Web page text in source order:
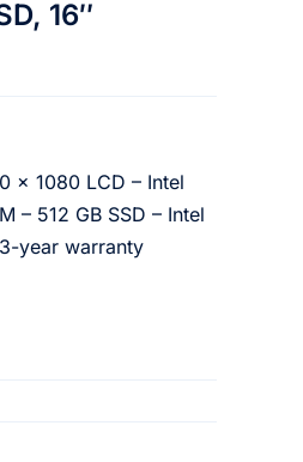
16″
x 1080 LCD – Intel
– 512 GB SSD – Intel
year warranty